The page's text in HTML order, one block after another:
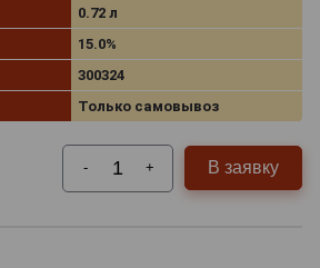
0.72 л
15.0%
300324
Только самовывоз
- + В заявку